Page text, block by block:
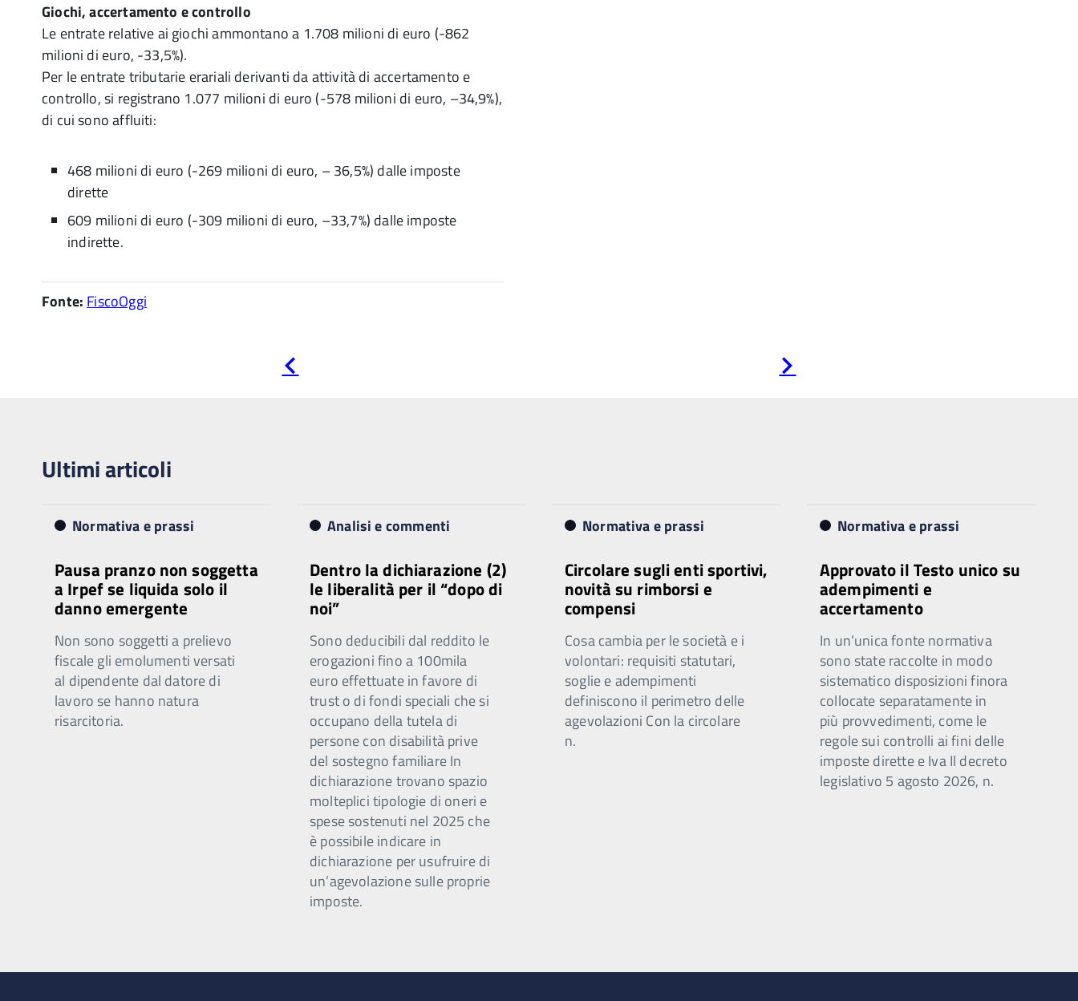
Giochi, accertamento e controllo
Le entrate relative ai giochi ammontano a 1.708 milioni di euro (-862
milioni di euro, -33,5%).
Per le entrate tributarie erariali derivanti da attività di accertamento e
controllo, si registrano 1.077 milioni di euro (-578 milioni di euro, –34,9%),
di cui sono affluiti:
468 milioni di euro (-269 milioni di euro, – 36,5%) dalle imposte
dirette
609 milioni di euro (-309 milioni di euro, –33,7%) dalle imposte
indirette.
Fonte: FiscoOggi
precedente successiva
Ultimi articoli
Normativa e prassi
Pausa pranzo non soggetta
a Irpef se liquida solo il
danno emergente
Non sono soggetti a prelievo
fiscale gli emolumenti versati
al dipendente dal datore di
lavoro se hanno natura
risarcitoria.
Analisi e commenti
Dentro la dichiarazione (2)
le liberalità per il “dopo di
noi”
Sono deducibili dal reddito le
erogazioni fino a 100mila
euro effettuate in favore di
trust o di fondi speciali che si
occupano della tutela di
persone con disabilità prive
del sostegno familiare In
dichiarazione trovano spazio
molteplici tipologie di oneri e
spese sostenuti nel 2025 che
è possibile indicare in
dichiarazione per usufruire di
un’agevolazione sulle proprie
imposte.
Normativa e prassi
Circolare sugli enti sportivi,
novità su rimborsi e
compensi
Cosa cambia per le società e i
volontari: requisiti statutari,
soglie e adempimenti
definiscono il perimetro delle
agevolazioni Con la circolare
n.
Normativa e prassi
Approvato il Testo unico su
adempimenti e
accertamento
In un’unica fonte normativa
sono state raccolte in modo
sistematico disposizioni finora
collocate separatamente in
più provvedimenti, come le
regole sui controlli ai fini delle
imposte dirette e Iva Il decreto
legislativo 5 agosto 2026, n.